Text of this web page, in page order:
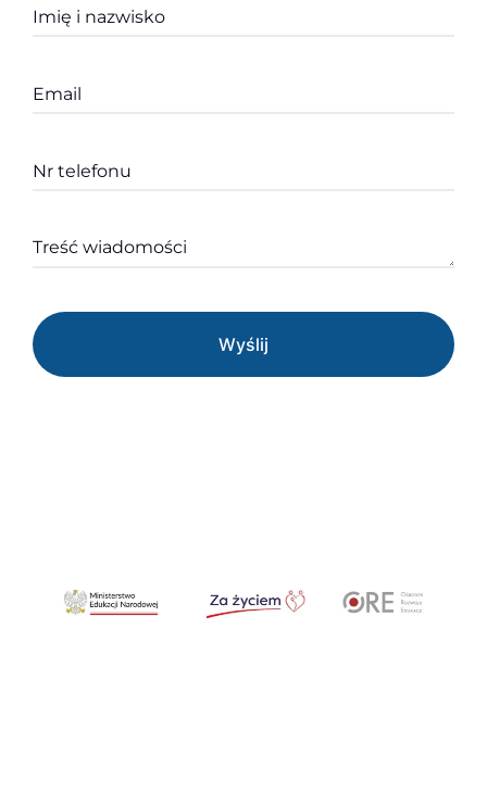
Wyślij